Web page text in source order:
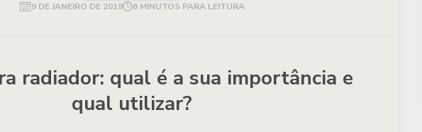
9 DE JANEIRO DE 2019
6 MINUTOS PARA LEITURA
radiador: qual é a sua importância e
qual utilizar?